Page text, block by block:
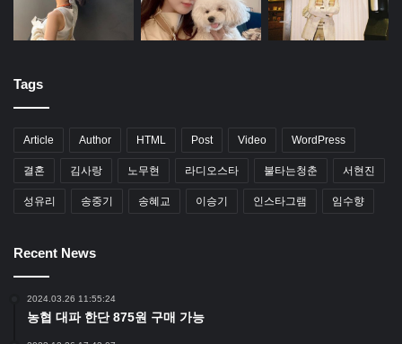
Tags
Article Author HTML Post Video WordPress
결혼 김사랑 노무현 라디오스타 불타는청춘 서현진
성유리 송중기 송혜교 이승기 인스타그램 임수향
Recent News
2024.03.26 11:55:24
농협 대파 한단 875원 구매 가능